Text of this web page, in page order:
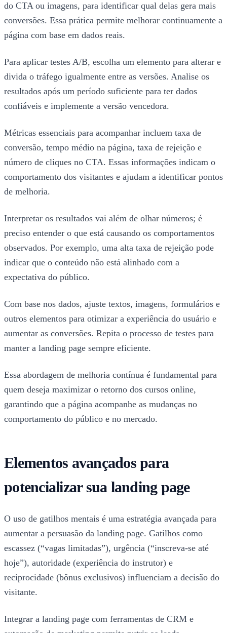
do CTA ou imagens, para identificar qual delas gera mais
conversões. Essa prática permite melhorar continuamente a
página com base em dados reais.
Para aplicar testes A/B, escolha um elemento para alterar e
divida o tráfego igualmente entre as versões. Analise os
resultados após um período suficiente para ter dados
confiáveis e implemente a versão vencedora.
Métricas essenciais para acompanhar incluem taxa de
conversão, tempo médio na página, taxa de rejeição e
número de cliques no CTA. Essas informações indicam o
comportamento dos visitantes e ajudam a identificar pontos
de melhoria.
Interpretar os resultados vai além de olhar números; é
preciso entender o que está causando os comportamentos
observados. Por exemplo, uma alta taxa de rejeição pode
indicar que o conteúdo não está alinhado com a
expectativa do público.
Com base nos dados, ajuste textos, imagens, formulários e
outros elementos para otimizar a experiência do usuário e
aumentar as conversões. Repita o processo de testes para
manter a landing page sempre eficiente.
Essa abordagem de melhoria contínua é fundamental para
quem deseja maximizar o retorno dos cursos online,
garantindo que a página acompanhe as mudanças no
comportamento do público e no mercado.
Elementos avançados para
potencializar sua landing page
O uso de gatilhos mentais é uma estratégia avançada para
aumentar a persuasão da landing page. Gatilhos como
escassez (“vagas limitadas”), urgência (“inscreva-se até
hoje”), autoridade (experiência do instrutor) e
reciprocidade (bônus exclusivos) influenciam a decisão do
visitante.
Integrar a landing page com ferramentas de CRM e